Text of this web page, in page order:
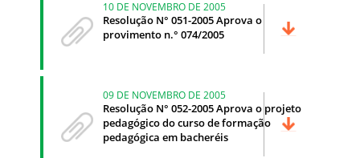
10 DE NOVEMBRO DE 2005
Resolução N° 051-2005 Aprova o
provimento n.° 074/2005
09 DE NOVEMBRO DE 2005
Resolução N° 052-2005 Aprova o projeto
pedagógico do curso de formação
pedagógica em bacheréis